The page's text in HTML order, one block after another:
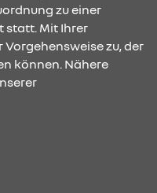
zu einer
statt. Mit Ihrer
zu, der
können. Nähere